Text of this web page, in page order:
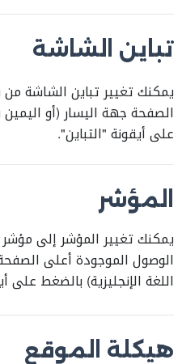
تباين الشاشة
يمكنك تغيير تباين الشاشة
الصفحة جهة اليسار (أو اليمين
على أيقونة "التباين".
المؤشر
يمكنك تغيير المؤشر إلى مؤشر
الوصول الموجودة أعلى
اللغة الإنجليزية) بالضغط على
هيكلة الموقع